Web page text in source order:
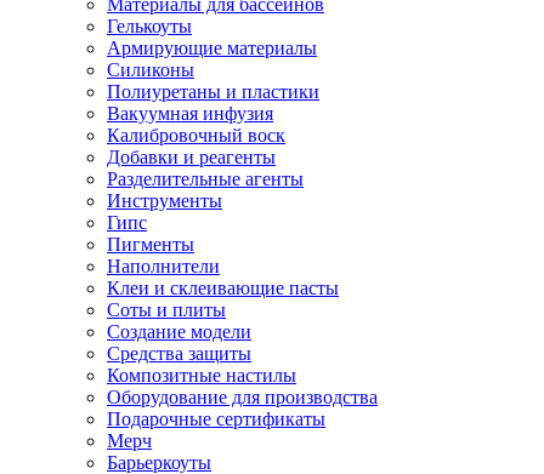
Материалы для бассейнов
Гелькоуты
Армирующие материалы
Силиконы
Полиуретаны и пластики
Вакуумная инфузия
Калибровочный воск
Добавки и реагенты
Разделительные агенты
Инструменты
Гипс
Пигменты
Наполнители
Клеи и склеивающие пасты
Соты и плиты
Создание модели
Средства защиты
Композитные настилы
Оборудование для производства
Подарочные сертификаты
Мерч
Барьеркоуты